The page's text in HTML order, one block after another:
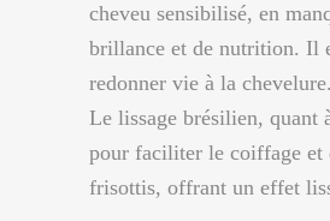
cheveu sensibilisé, en
brillance et de nutrition. Il
redonner vie à la chevelure.
Le lissage brésilien, quant
pour faciliter le coiffage et
frisottis, offrant un effet